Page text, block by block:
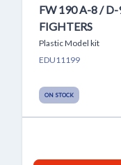
FW 190 A-8 /
FIGHTERS
Plastic Model kit
EDU11199
ON STOCK